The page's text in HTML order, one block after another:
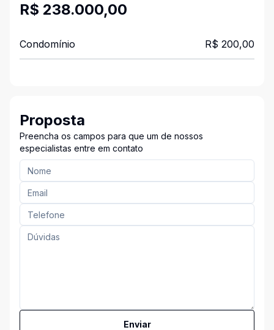
R$ 238.000,00
Condomínio R$ 200,00
Proposta
Preencha os campos para que um de nossos
especialistas entre em contato
Enviar